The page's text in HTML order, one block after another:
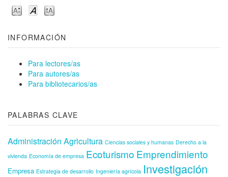
INFORMACIÓN
Para lectores/as
Para autores/as
Para bibliotecarios/as
PALABRAS CLAVE
Administración Agricultura Ciencias sociales y humanas Derecho a la
vivienda Economía de empresa Ecoturismo Emprendimiento
Empresa Estrategia de desarrollo Ingeniería agrícola Investigación